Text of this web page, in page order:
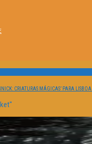
CRIATURAS MÁGICAS’ PARA LISBOA